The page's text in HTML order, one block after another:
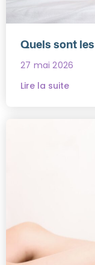
Quels sont
27 mai 2026
Lire la suite